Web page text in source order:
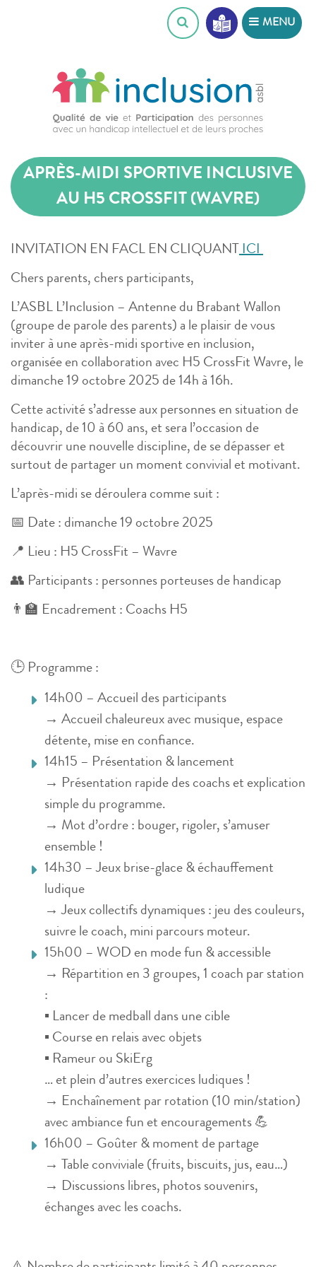
MENU
APRÈS-MIDI SPORTIVE INCLUSIVE
AU H5 CROSSFIT (WAVRE)
INVITATION EN FACL EN CLIQUANT ICI
Chers parents, chers participants,
L’ASBL L’Inclusion – Antenne du Brabant Wallon
(groupe de parole des parents) a le plaisir de vous
inviter à une après-midi sportive en inclusion,
organisée en collaboration avec H5 CrossFit Wavre, le
dimanche 19 octobre 2025 de 14h à 16h.
Cette activité s’adresse aux personnes en situation de
handicap, de 10 à 60 ans, et sera l’occasion de
découvrir une nouvelle discipline, de se dépasser et
surtout de partager un moment convivial et motivant.
L’après-midi se déroulera comme suit :
📅 Date : dimanche 19 octobre 2025
📍 Lieu : H5 CrossFit – Wavre
👥 Participants : personnes porteuses de handicap
👨‍🏫 Encadrement : Coachs H5
🕒 Programme :
14h00 – Accueil des participants
→ Accueil chaleureux avec musique, espace
détente, mise en confiance.
14h15 – Présentation & lancement
→ Présentation rapide des coachs et explication
simple du programme.
→ Mot d’ordre : bouger, rigoler, s’amuser
ensemble !
14h30 – Jeux brise-glace & échauffement
ludique
→ Jeux collectifs dynamiques : jeu des couleurs,
suivre le coach, mini parcours moteur.
15h00 – WOD en mode fun & accessible
→ Répartition en 3 groupes, 1 coach par station
:
▪️ Lancer de medball dans une cible
▪️ Course en relais avec objets
▪️ Rameur ou SkiErg
… et plein d’autres exercices ludiques !
→ Enchaînement par rotation (10 min/station)
avec ambiance fun et encouragements 💪
16h00 – Goûter & moment de partage
→ Table conviviale (fruits, biscuits, jus, eau…)
→ Discussions libres, photos souvenirs,
échanges avec les coachs.